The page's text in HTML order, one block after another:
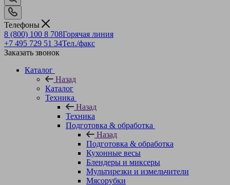
Телефоны
8 (800) 100 8 708Горячая линия
+7 495 729 51 34Тел./факс
Заказать звонок
Каталог
Назад
Каталог
Техника
Назад
Техника
Подготовка & обработка
Назад
Подготовка & обработка
Кухонные весы
Блендеры и миксеры
Мультирезки и измельчители
Мясорубки